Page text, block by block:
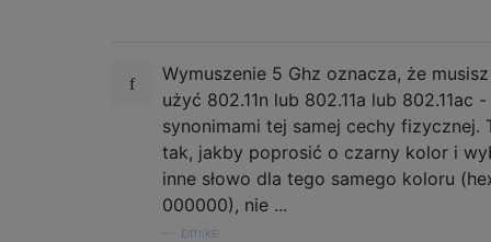
Wymuszenie 5 Ghz oznacza, że ​​musisz
użyć 802.11n lub 802.11a lub 802.11ac -
synonimami tej samej cechy fizycznej.
tak, jakby poprosić o czarny kolor i
inne słowo dla tego samego koloru
000000), nie ...
bmike